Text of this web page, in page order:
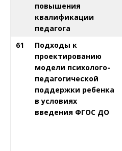
повышения
квалификации
педагога
61
Подходы к
проектированию
модели психолого-
педагогической
поддержки ребенка
в условиях
введения ФГОС ДО